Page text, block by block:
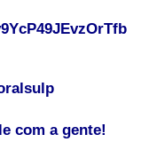
com a gente!